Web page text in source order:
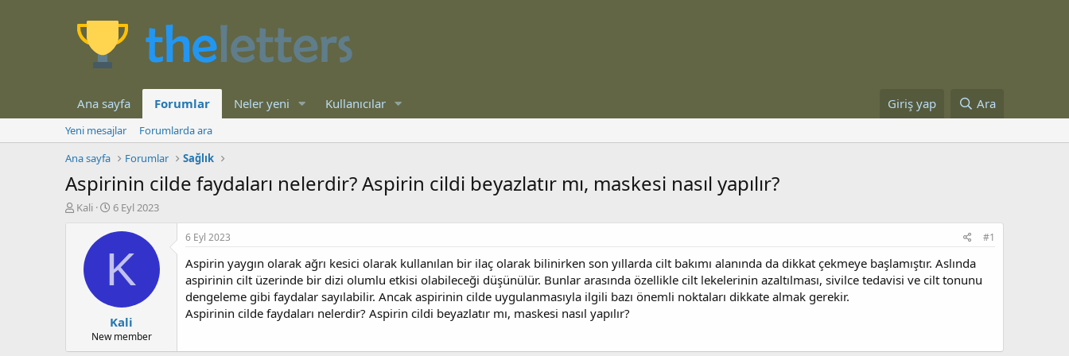
Ana sayfa Forumlar Neler yeni Kullanıcılar Giriş yap Ara
Yeni mesajlar
Forumlarda ara
Ana sayfa
Forumlar Sağlık
Aspirinin cilde faydaları nelerdir? Aspirin cildi beyazlatır mı, maskesi nasıl yapılır?
K
l
Kali
B
ş
a
n
ı
ç
t
a
6 Eyl 2023
K
Kali
New member
6 Eyl 2023 #1
Aspirin yaygın olarak ağrı kesici olarak kullanılan bir ilaç olarak bilinirken son yıllarda cilt bakımı alanında da dikkat çekmeye başlamıştır. Aslında
aspirinin cilt üzerinde bir dizi olumlu etkisi olabileceği düşünülür. Bunlar arasında özellikle cilt lekelerinin azaltılması, sivilce tedavisi ve cilt tonunu
dengeleme gibi faydalar sayılabilir. Ancak aspirinin cilde uygulanmasıyla ilgili bazı önemli noktaları dikkate almak gerekir.
Aspirinin cilde faydaları nelerdir? Aspirin cildi beyazlatır mı, maskesi nasıl yapılır?